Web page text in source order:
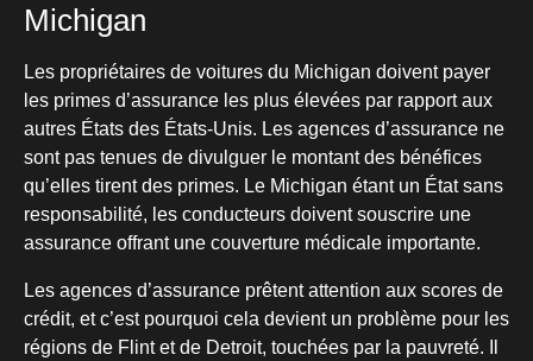
Michigan
Les propriétaires de voitures du Michigan doivent payer
les primes d’assurance les plus élevées par rapport aux
autres États des États-Unis. Les agences d’assurance ne
sont pas tenues de divulguer le montant des bénéfices
qu’elles tirent des primes. Le Michigan étant un État sans
responsabilité, les conducteurs doivent souscrire une
assurance offrant une couverture médicale importante.
Les agences d’assurance prêtent attention aux scores de
crédit, et c’est pourquoi cela devient un problème pour les
régions de Flint et de Detroit, touchées par la pauvreté. Il